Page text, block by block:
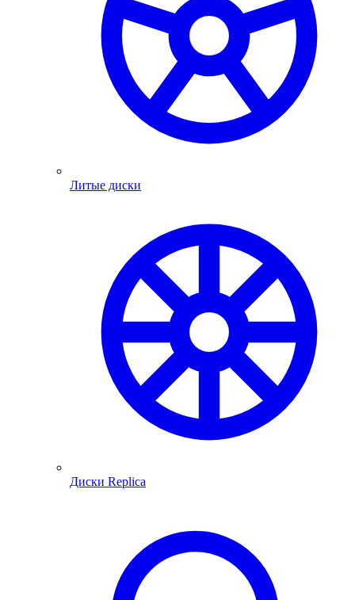
Литые диски
Диски Replica